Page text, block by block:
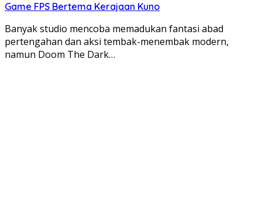
Game FPS Bertema Kerajaan Kuno
Banyak studio mencoba memadukan fantasi abad
pertengahan dan aksi tembak-menembak modern,
namun Doom The Dark…